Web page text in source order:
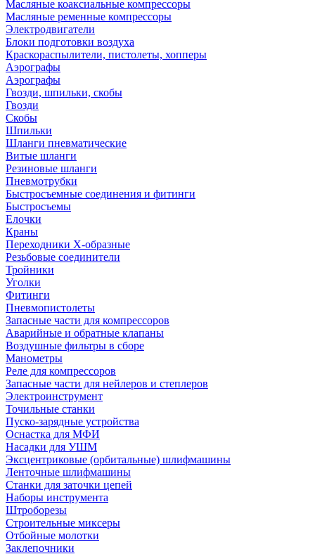
Масляные коаксиальные компрессоры
Масляные ременные компрессоры
Электродвигатели
Блоки подготовки воздуха
Краскораспылители, пистолеты, хопперы
Аэрографы
Аэрографы
Гвозди, шпильки, скобы
Гвозди
Скобы
Шпильки
Шланги пневматические
Витые шланги
Резиновые шланги
Пневмотрубки
Быстросъемные соединения и фитинги
Быстросъемы
Елочки
Краны
Переходники Х-образные
Резьбовые соединители
Тройники
Уголки
Фитинги
Пневмопистолеты
Запасные части для компрессоров
Аварийные и обратные клапаны
Воздушные фильтры в сборе
Манометры
Реле для компрессоров
Запасные части для нейлеров и степлеров
Электроинструмент
Точильные станки
Пуско-зарядные устройства
Оснастка для МФИ
Насадки для УШМ
Эксцентриковые (орбитальные) шлифмашины
Ленточные шлифмашины
Станки для заточки цепей
Наборы инструмента
Штроборезы
Строительные миксеры
Отбойные молотки
Заклепочники